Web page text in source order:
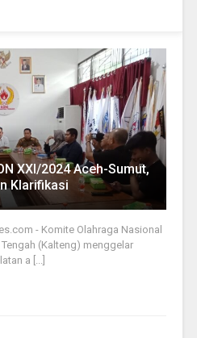
XXI/2024 Aceh-Sumut,
Klarifikasi
- Komite Olahraga Nasional
(Kalteng) menggelar
a [...]